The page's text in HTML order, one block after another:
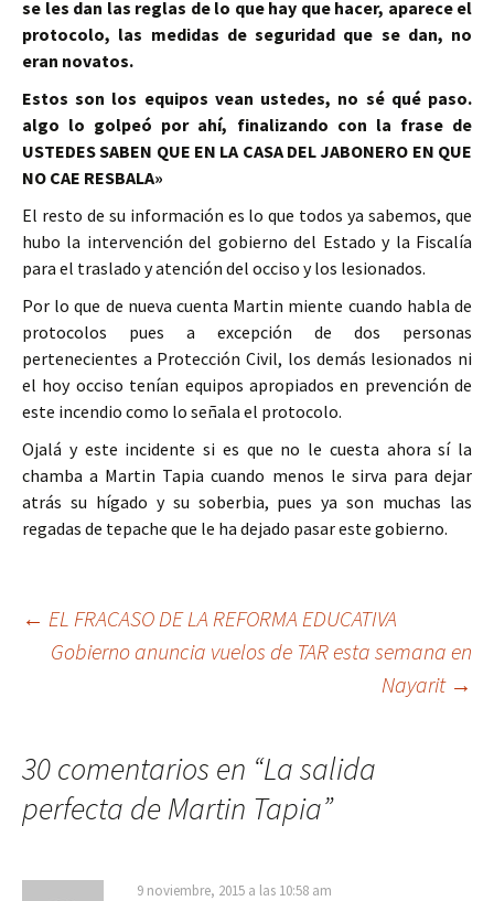
se les dan las reglas de lo que hay que hacer, aparece el
protocolo, las medidas de seguridad que se dan, no
eran novatos.
Estos son los equipos vean ustedes, no sé qué paso.
algo lo golpeó por ahí, finalizando con la frase de
USTEDES SABEN QUE EN LA CASA DEL JABONERO EN QUE
NO CAE RESBALA»
El resto de su información es lo que todos ya sabemos, que
hubo la intervención del gobierno del Estado y la Fiscalía
para el traslado y atención del occiso y los lesionados.
Por lo que de nueva cuenta Martin miente cuando habla de
protocolos pues a excepción de dos personas
pertenecientes a Protección Civil, los demás lesionados ni
el hoy occiso tenían equipos apropiados en prevención de
este incendio como lo señala el protocolo.
Ojalá y este incidente si es que no le cuesta ahora sí la
chamba a Martin Tapia cuando menos le sirva para dejar
atrás su hígado y su soberbia, pues ya son muchas las
regadas de tepache que le ha dejado pasar este gobierno.
entrada
← EL FRACASO DE LA REFORMA EDUCATIVA
Gobierno anuncia vuelos de TAR esta semana en
Nayarit →
30 comentarios en “La salida
perfecta de Martin Tapia”
9 noviembre, 2015 a las 10:58 am